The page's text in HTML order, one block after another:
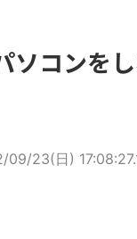
ソコンを
09/23(日)